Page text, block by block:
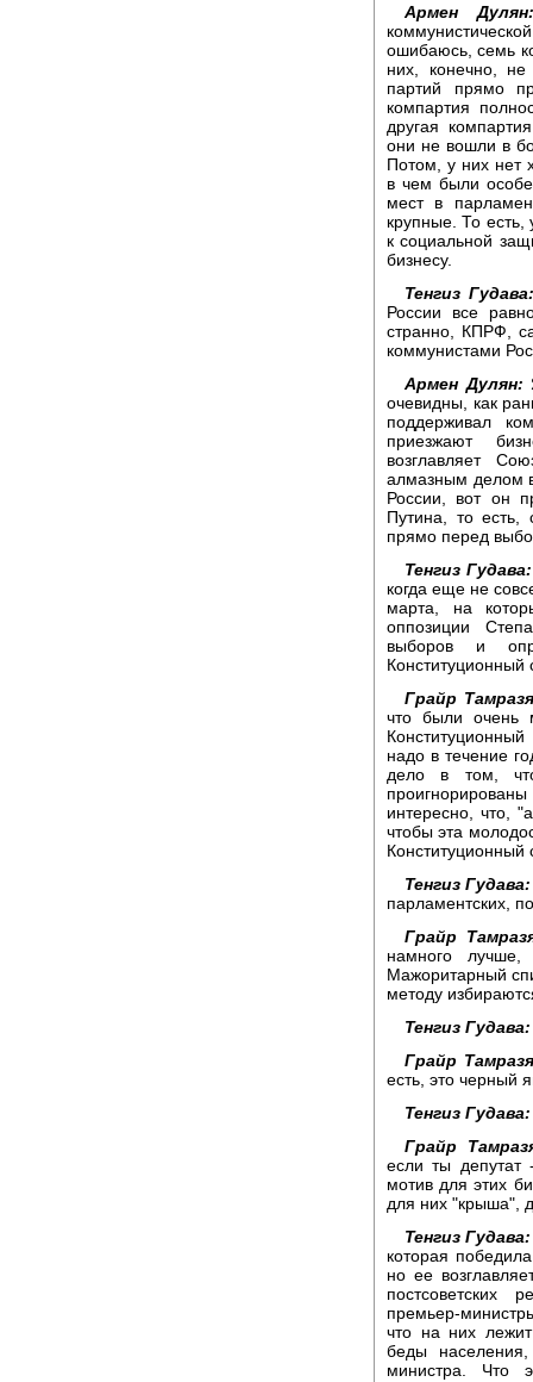
Армен
ошибаюсь, семь
них, конечно,
партий прямо
компартия
другая
они не вошли в
Потом, у них нет
в чем были
мест в
крупные. То есть,
к социальной
бизнесу.
Тенгиз
России все
странно, КПРФ,
коммунистами
Армен Дулян:
очевидны, как
поддерживал
приезжают
возглавляет
алмазным делом
России, вот он
Путина, то
прямо перед
Тенгиз Гудава:
когда еще не
марта, на
оппозиции
выборов и
Конституционный
Грайр
что были очень
надо в течение
дело в том,
интересно, что,
чтобы эта
Конституционный
Тенгиз Гудава:
парламентских,
Грайр
намного
Мажоритарный
методу
Тенгиз Гудава:
Грайр
есть, это черный
Тенгиз Гудава:
Грайр
если ты
мотив для этих
для них "крыша",
Тенгиз Гудава:
которая
но ее
постсоветских
премьер-
что на них лежит
беды
министра. Что